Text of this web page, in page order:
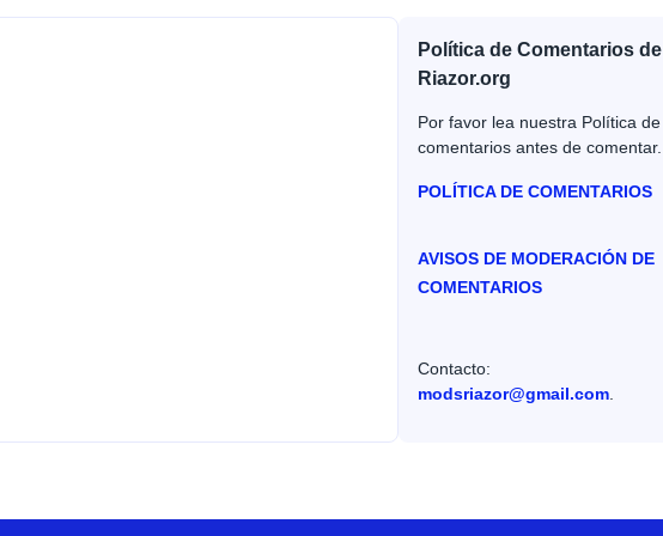
Política de Comentarios de
Riazor.org
Por favor lea nuestra Política de
comentarios antes de comentar.
POLÍTICA DE COMENTARIOS
AVISOS DE MODERACIÓN DE
COMENTARIOS
Contacto:
modsriazor@gmail.com.